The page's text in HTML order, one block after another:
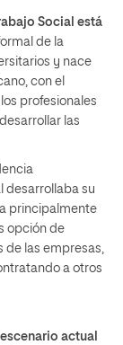
Social está
de la
y nace
con el
profesionales
las
desarrollaba su
principalmente
opción de
de las empresas,
a otros
actual